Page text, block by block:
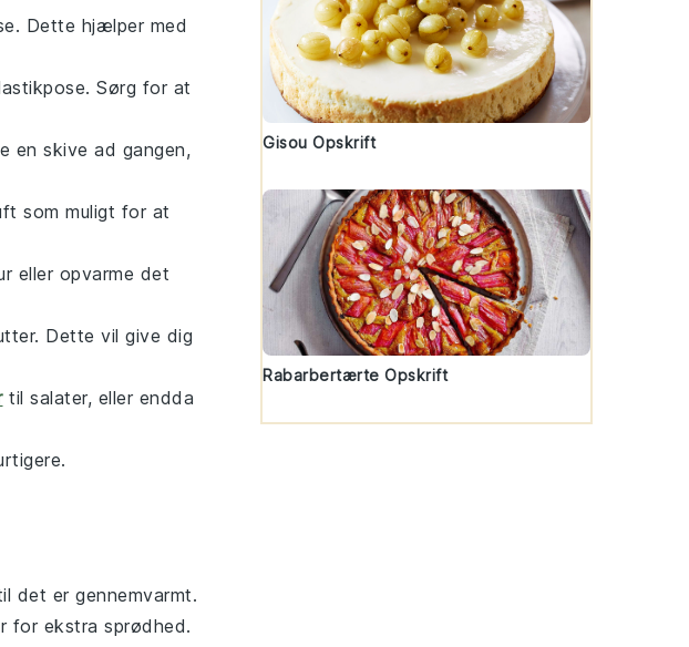
Dette hjælper med
Sørg for at
en skive ad gangen,
som muligt for at
eller opvarme det
Dette vil give dig
til salater, eller endda
det er gennemvarmt.
for ekstra sprødhed.
Gisou Opskrift
Rabarbertærte Opskrift